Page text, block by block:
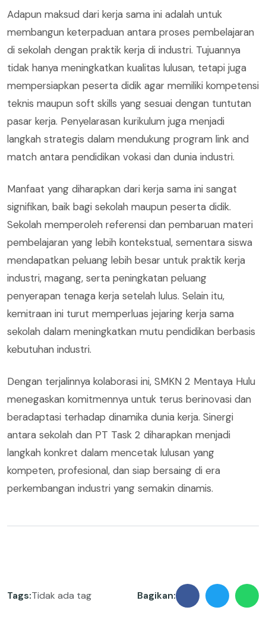
Adapun maksud dari kerja sama ini adalah untuk
membangun keterpaduan antara proses pembelajaran
di sekolah dengan praktik kerja di industri. Tujuannya
tidak hanya meningkatkan kualitas lulusan, tetapi juga
mempersiapkan peserta didik agar memiliki kompetensi
teknis maupun soft skills yang sesuai dengan tuntutan
pasar kerja. Penyelarasan kurikulum juga menjadi
langkah strategis dalam mendukung program link and
match antara pendidikan vokasi dan dunia industri.
Manfaat yang diharapkan dari kerja sama ini sangat
signifikan, baik bagi sekolah maupun peserta didik.
Sekolah memperoleh referensi dan pembaruan materi
pembelajaran yang lebih kontekstual, sementara siswa
mendapatkan peluang lebih besar untuk praktik kerja
industri, magang, serta peningkatan peluang
penyerapan tenaga kerja setelah lulus. Selain itu,
kemitraan ini turut memperluas jejaring kerja sama
sekolah dalam meningkatkan mutu pendidikan berbasis
kebutuhan industri.
Dengan terjalinnya kolaborasi ini, SMKN 2 Mentaya Hulu
menegaskan komitmennya untuk terus berinovasi dan
beradaptasi terhadap dinamika dunia kerja. Sinergi
antara sekolah dan PT Task 2 diharapkan menjadi
langkah konkret dalam mencetak lulusan yang
kompeten, profesional, dan siap bersaing di era
perkembangan industri yang semakin dinamis.
Tags:Tidak ada tag Bagikan: